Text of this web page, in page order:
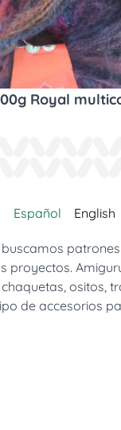
Royal
Español English
proyectos.
ositos,
de accesorios